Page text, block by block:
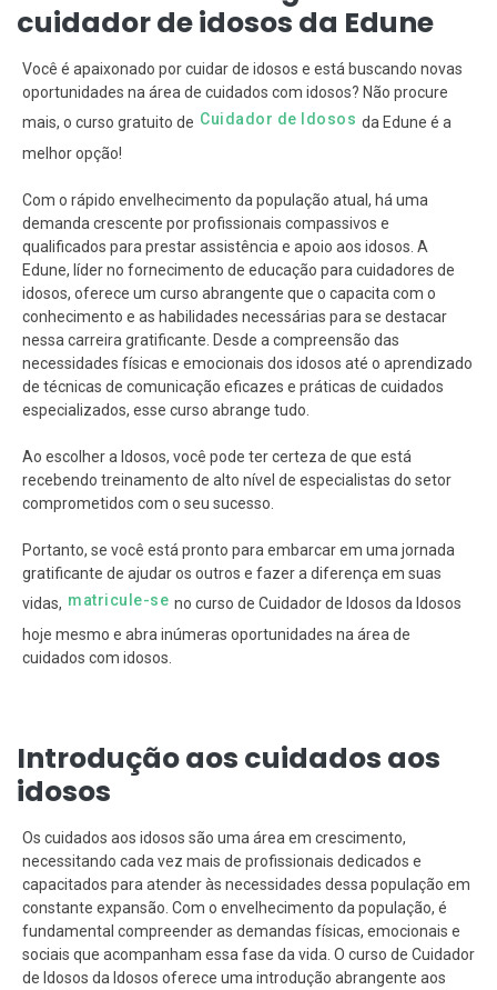
cuidador de idosos da Edune
Você é apaixonado por cuidar de idosos e está buscando novas
oportunidades na área de cuidados com idosos? Não procure
mais, o curso gratuito de Cuidador de Idosos da Edune é a
melhor opção!
Com o rápido envelhecimento da população atual, há uma
demanda crescente por profissionais compassivos e
qualificados para prestar assistência e apoio aos idosos. A
Edune, líder no fornecimento de educação para cuidadores de
idosos, oferece um curso abrangente que o capacita com o
conhecimento e as habilidades necessárias para se destacar
nessa carreira gratificante. Desde a compreensão das
necessidades físicas e emocionais dos idosos até o aprendizado
de técnicas de comunicação eficazes e práticas de cuidados
especializados, esse curso abrange tudo.
Ao escolher a Idosos, você pode ter certeza de que está
recebendo treinamento de alto nível de especialistas do setor
comprometidos com o seu sucesso.
Portanto, se você está pronto para embarcar em uma jornada
gratificante de ajudar os outros e fazer a diferença em suas
vidas, matricule-se no curso de Cuidador de Idosos da Idosos
hoje mesmo e abra inúmeras oportunidades na área de
cuidados com idosos.
Introdução aos cuidados aos
idosos
Os cuidados aos idosos são uma área em crescimento,
necessitando cada vez mais de profissionais dedicados e
capacitados para atender às necessidades dessa população em
constante expansão. Com o envelhecimento da população, é
fundamental compreender as demandas físicas, emocionais e
sociais que acompanham essa fase da vida. O curso de Cuidador
de Idosos da Idosos oferece uma introdução abrangente aos